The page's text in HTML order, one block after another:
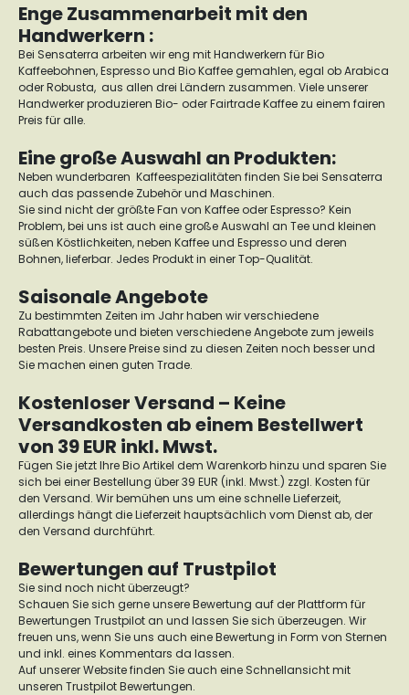
Enge Zusammenarbeit mit den
Handwerkern :
Bei Sensaterra arbeiten wir eng mit Handwerkern für Bio
Kaffeebohnen, Espresso und Bio Kaffee gemahlen, egal ob Arabica
oder Robusta, aus allen drei Ländern zusammen. Viele unserer
Handwerker produzieren Bio- oder Fairtrade Kaffee zu einem fairen
Preis für alle.
Eine große Auswahl an Produkten:
Neben wunderbaren Kaffeespezialitäten finden Sie bei Sensaterra
auch das passende Zubehör und Maschinen.
Sie sind nicht der größte Fan von Kaffee oder Espresso? Kein
Problem, bei uns ist auch eine große Auswahl an Tee und kleinen
süßen Köstlichkeiten, neben Kaffee und Espresso und deren
Bohnen, lieferbar. Jedes Produkt in einer Top-Qualität.
Saisonale Angebote
Zu bestimmten Zeiten im Jahr haben wir verschiedene
Rabattangebote und bieten verschiedene Angebote zum jeweils
besten Preis. Unsere Preise sind zu diesen Zeiten noch besser und
Sie machen einen guten Trade.
Kostenloser Versand – Keine
Versandkosten ab einem Bestellwert
von 39 EUR inkl. Mwst.
Fügen Sie jetzt Ihre Bio Artikel dem Warenkorb hinzu und sparen Sie
sich bei einer Bestellung über 39 EUR (inkl. Mwst.) zzgl. Kosten für
den Versand. Wir bemühen uns um eine schnelle Lieferzeit,
allerdings hängt die Lieferzeit hauptsächlich vom Dienst ab, der
den Versand durchführt.
Bewertungen auf Trustpilot
Sie sind noch nicht überzeugt?
Schauen Sie sich gerne unsere Bewertung auf der Plattform für
Bewertungen Trustpilot an und lassen Sie sich überzeugen. Wir
freuen uns, wenn Sie uns auch eine Bewertung in Form von Sternen
und inkl. eines Kommentars da lassen.
Auf unserer Website finden Sie auch eine Schnellansicht mit
unseren Trustpilot Bewertungen.